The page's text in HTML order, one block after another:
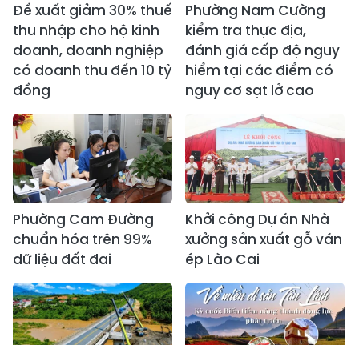
Đề xuất giảm 30% thuế
thu nhập cho hộ kinh
doanh, doanh nghiệp
có doanh thu đến 10 tỷ
đồng
Phường Nam Cường
kiểm tra thực địa,
đánh giá cấp độ nguy
hiểm tại các điểm có
nguy cơ sạt lở cao
Phường Cam Đường
chuẩn hóa trên 99%
dữ liệu đất đai
Khởi công Dự án Nhà
xưởng sản xuất gỗ ván
ép Lào Cai